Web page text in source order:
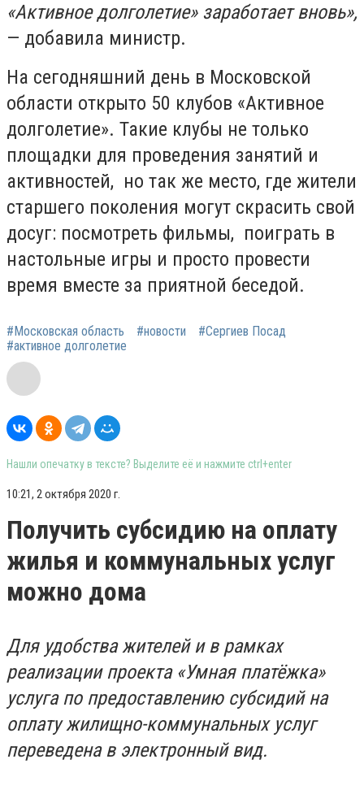
«Активное долголетие» заработает вновь»,
— добавила министр.
На сегодняшний день в Московской
области открыто 50 клубов «Активное
долголетие». Такие клубы не только
площадки для проведения занятий и
активностей, но так же место, где жители
старшего поколения могут скрасить свой
досуг: посмотреть фильмы, поиграть в
настольные игры и просто провести
время вместе за приятной беседой.
#Московская область #новости
#Сергиев Посад
#активное долголетие
Нашли опечатку в тексте? Выделите её и нажмите ctrl+enter
10:21, 2 октября 2020 г.
Получить субсидию на оплату
жилья и коммунальных услуг
можно дома
Для удобства жителей и в рамках
реализации проекта «Умная платёжка»
услуга по предоставлению субсидий на
оплату жилищно-коммунальных услуг
переведена в электронный вид.